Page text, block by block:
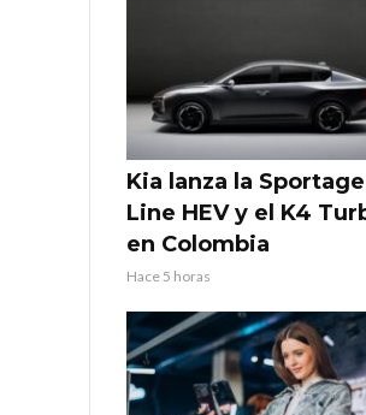
Kia lanza la
Line HEV y el K4
en Colombia
Hace 5 horas